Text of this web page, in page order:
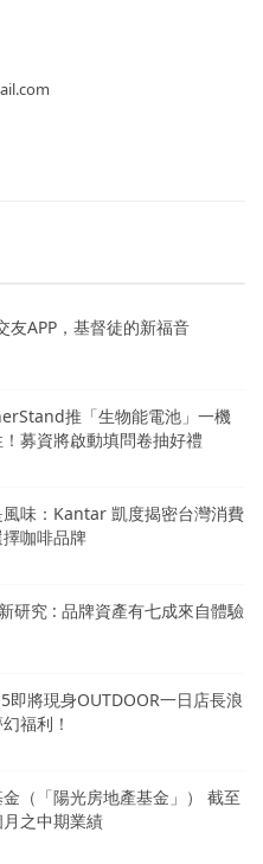
友APP，基督徒的新福音
推「生物能電池」一機
募資將啟動填問卷抽好禮
味：Kantar 凱度揭密台灣消費
咖啡品牌
研究 : 品牌資產有七成來自體驗
即將現身OUTDOOR一日店長浪
福利！
（「陽光房地產基金」） 截至
之中期業績